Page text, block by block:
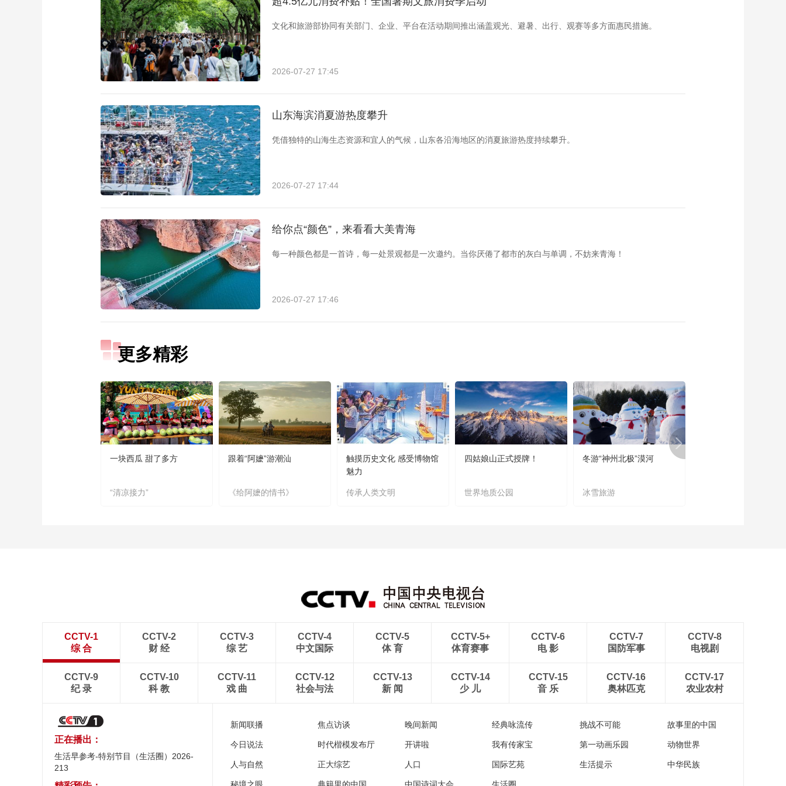
文化和旅游部协同有关部门、企业、平台在活动期间推出涵盖观光、避暑、出行、观赛等多方面惠民措施。
2026-07-27 17:45
山东海滨消夏游热度攀升
凭借独特的山海生态资源和宜人的气候，山东各沿海地区的消夏旅游热度持续攀升。
2026-07-27 17:44
给你点“颜色”，来看看大美青海
每一种颜色都是一首诗，每一处景观都是一次邀约。当你厌倦了都市的灰白与单调，不妨来青海！
2026-07-27 17:46
更多精彩
一块西瓜 甜了多方
“清凉接力”
跟着“阿嬷”游潮汕
《给阿嬷的情书》
触摸历史文化 感受博物馆
魅力
传承人类文明
四姑娘山正式授牌！
世界地质公园
冬游“神州北极”漠河
冰雪旅游
CCTV-1
综 合
CCTV-2
财 经
CCTV-3
综 艺
CCTV-4
中文国际
CCTV-5
体 育
CCTV-5+
体育赛事
CCTV-6
电 影
CCTV-7
国防军事
CCTV-8
电视剧
CCTV-9
纪 录
CCTV-10
科 教
CCTV-11
戏 曲
CCTV-12
社会与法
CCTV-13
新 闻
CCTV-14
少 儿
CCTV-15
音 乐
CCTV-16
奥林匹克
CCTV-17
农业农村
正在播出：
生活早参考-特别节目（生活圈）2026-
213
新闻联播 焦点访谈 晚间新闻 经典咏流传 挑战不可能 故事里的中国
今日说法 时代楷模发布厅 开讲啦 我有传家宝 第一动画乐园 动物世界
人与自然 正大综艺 人口 国际艺苑 生活提示 中华民族